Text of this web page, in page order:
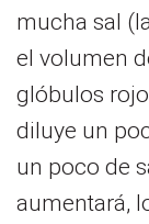
mucha sal
el volumen
glóbulos
diluye un
un poco de
aumentará,